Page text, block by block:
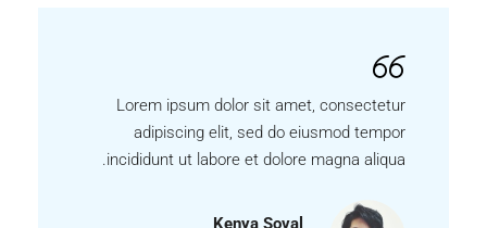
Lorem ipsum dolor sit amet, consectetur
adipiscing elit, sed do eiusmod tempor
incididunt ut labore et dolore magna aliqua.
Kenya Soval